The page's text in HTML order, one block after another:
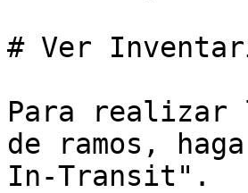
# Ver
Para realizar
de ramos,
In-Transit".​‌